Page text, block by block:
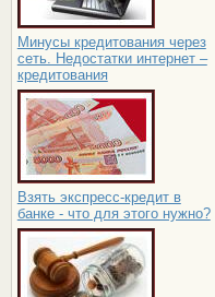
Минусы кредитования через
сеть. Недостатки интернет –
кредитования
Взять экспресс-кредит в
банке - что для этого нужно?